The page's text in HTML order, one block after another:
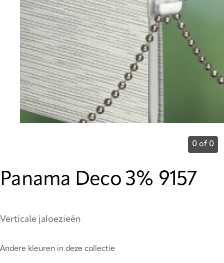
0 of 0
Panama Deco 3% 9157
Verticale jaloezieën
Andere kleuren in deze collectie